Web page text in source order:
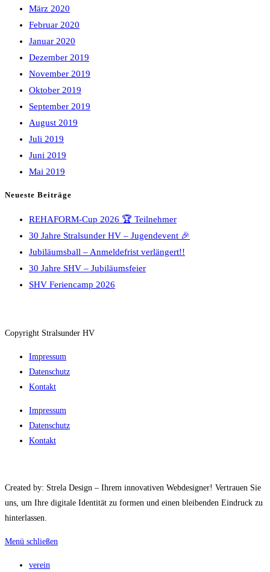
März 2020
Februar 2020
Januar 2020
Dezember 2019
November 2019
Oktober 2019
September 2019
August 2019
Juli 2019
Juni 2019
Mai 2019
Neueste Beiträge
REHAFORM-Cup 2026 🏆 Teilnehmer
30 Jahre Stralsunder HV – Jugendevent 🎉
Jubiläumsball – Anmeldefrist verlängert!!
30 Jahre SHV – Jubiläumsfeier
SHV Feriencamp 2026
Copyright Stralsunder HV
Impressum
Datenschutz
Kontakt
Impressum
Datenschutz
Kontakt
Created by: Strela Design – Ihrem innovativen Webdesigner! Vertrauen Sie
uns, um Ihre digitale Identität zu formen und einen bleibenden Eindruck zu
hinterlassen.
Menü schließen
verein